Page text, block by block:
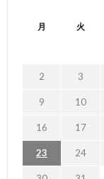
月 火
2 3
9 10
16 17
23 24